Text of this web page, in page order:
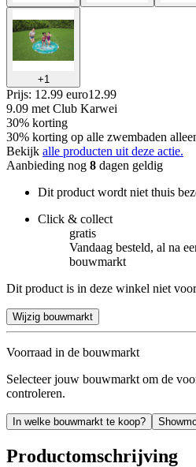
+1
Prijs: 12.99 euro12.99
9.09 met Club Karwei
30% korting
30% korting op alle zwembaden
Bekijk alle producten uit deze actie.
Aanbieding nog 8 dagen geldig
Dit product wordt niet thuis
Click & collect
gratis
Vandaag besteld, al na
bouwmarkt
Dit product is in deze winkel niet
Wijzig bouwmarkt
Voorraad in de bouwmarkt
Selecteer jouw bouwmarkt om de
controleren.
In welke bouwmarkt te koop?
Productomschrijving